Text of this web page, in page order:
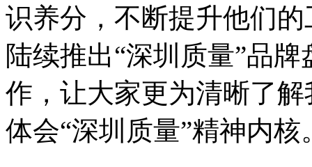
识养分，不断提升他们
陆续推出“深圳质量”品
作，让大家更为清晰了
体会“深圳质量”精神内核